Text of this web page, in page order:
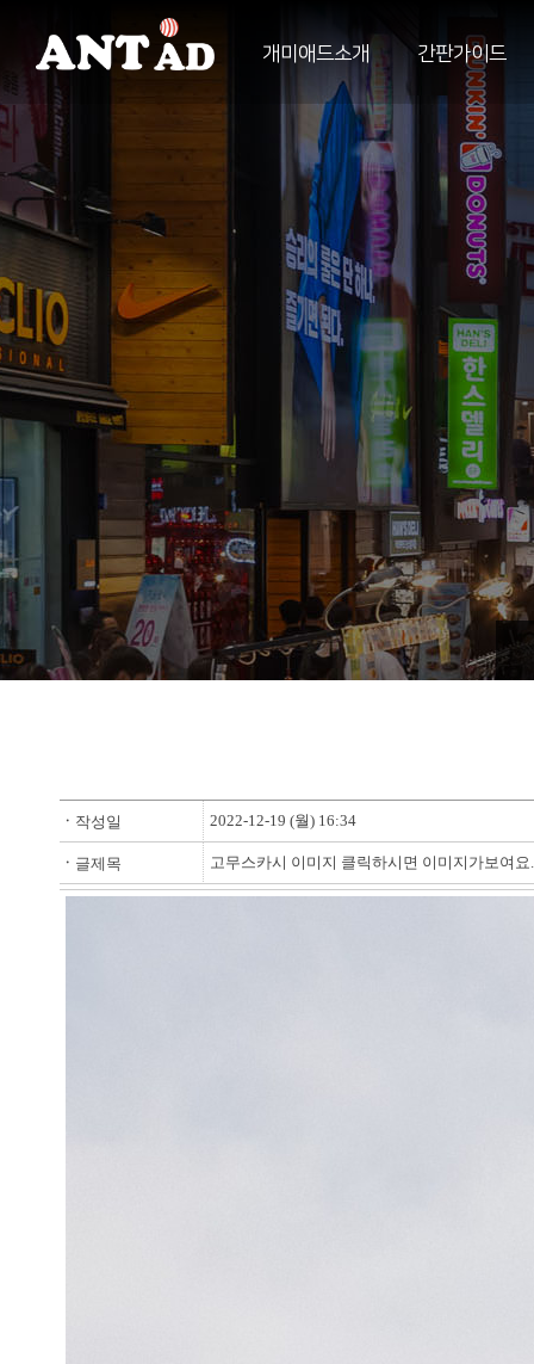
개미애드소개 간판가이드
ㆍ 작성일 2022-12-19 (월) 16:34
ㆍ 글제목 고무스카시 이미지 클릭하시면 이미지가보여요.